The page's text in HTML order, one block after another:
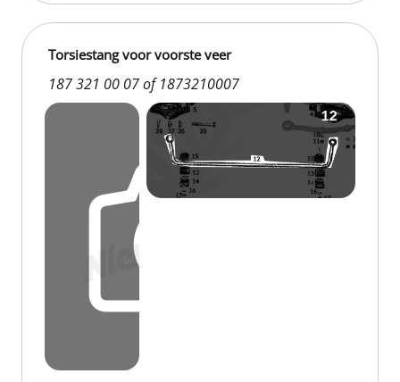
Torsiestang voor voorste veer
187 321 00 07 of 1873210007